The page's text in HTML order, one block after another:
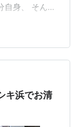
自身、 そんな
魔よけグッ
な。と、思
りますが そ
いった所も
でエネルギー
キ浜でお清